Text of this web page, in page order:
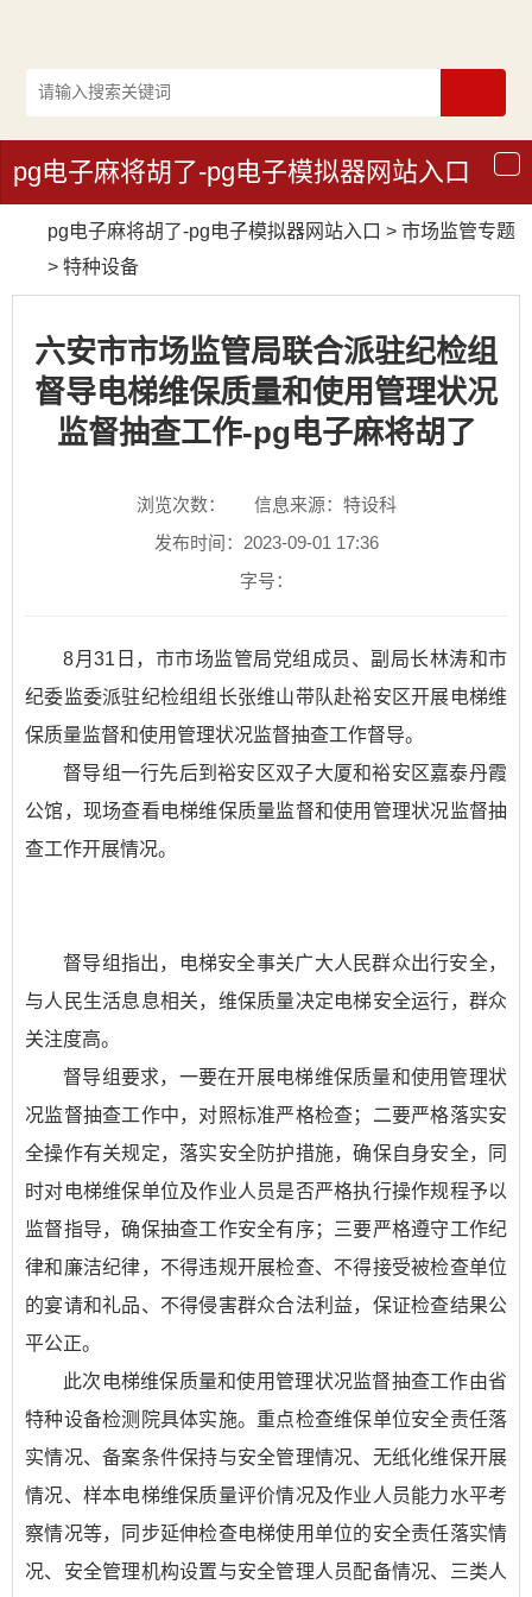
导
航
pg电子麻将胡了-pg电子模拟器网站入口
pg电子麻将胡了-pg电子模拟器网站入口 > 市场监管专题
> 特种设备
六安市市场监管局联合派驻纪检组
督导电梯维保质量和使用管理状况
监督抽查工作-pg电子麻将胡了
浏览次数：
信息来源：特设科
发布时间：2023-09-01 17:36
字号：
8月31日，市市场监管局党组成员、副局长林涛和市
纪委监委派驻纪检组组长张维山带队赴裕安区开展电梯维
保质量监督和使用管理状况监督抽查工作督导。
督导组一行先后到裕安区双子大厦和裕安区嘉泰丹霞
公馆，现场查看电梯维保质量监督和使用管理状况监督抽
查工作开展情况。
督导组指出，电梯安全事关广大人民群众出行安全，
与人民生活息息相关，维保质量决定电梯安全运行，群众
关注度高。
督导组要求，一要在开展电梯维保质量和使用管理状
况监督抽查工作中，对照标准严格检查；二要严格落实安
全操作有关规定，落实安全防护措施，确保自身安全，同
时对电梯维保单位及作业人员是否严格执行操作规程予以
监督指导，确保抽查工作安全有序；三要严格遵守工作纪
律和廉洁纪律，不得违规开展检查、不得接受被检查单位
的宴请和礼品、不得侵害群众合法利益，保证检查结果公
平公正。
此次电梯维保质量和使用管理状况监督抽查工作由省
特种设备检测院具体实施。重点检查维保单位安全责任落
实情况、备案条件保持与安全管理情况、无纸化维保开展
情况、样本电梯维保质量评价情况及作业人员能力水平考
察情况等，同步延伸检查电梯使用单位的安全责任落实情
况、安全管理机构设置与安全管理人员配备情况、三类人